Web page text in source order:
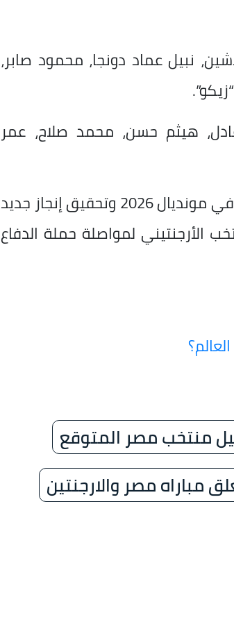
نبيل عماد دونجا، محمود صابر،
هيثم حسن، محمد صلاح، عمر
ويأمل منتخب مصر في مواصلة مشواره التاريخي في مونديال 2026 وتحقيق إنجاز جديد
الأرجنتيني لمواصلة حملة الدفاع
منتخب مصر المتوقع
مباراه مصر والارجنتين